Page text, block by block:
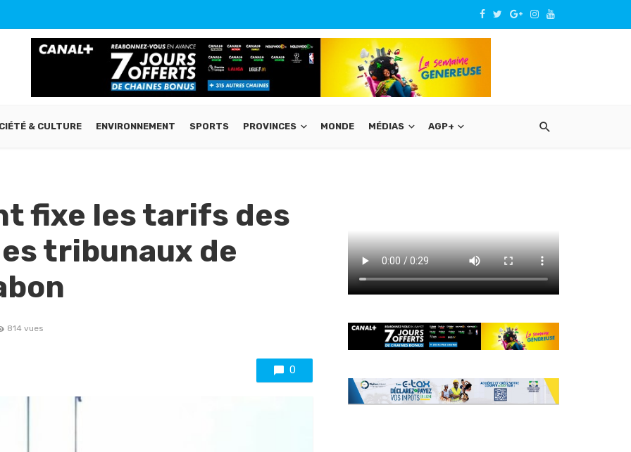
& CULTURE ENVIRONNEMENT SPORTS PROVINCES MONDE MÉDIAS AGP+
fixe les tarifs des
tribunaux de
814 vues
0